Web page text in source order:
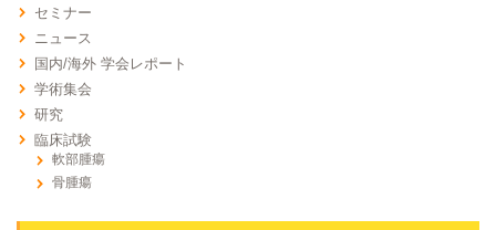
セミナー
ニュース
国内/海外 学会レポート
学術集会
研究
臨床試験
軟部腫瘍
骨腫瘍